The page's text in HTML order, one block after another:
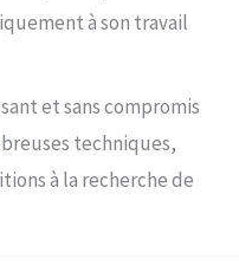
à son travail
et sans compromis
techniques,
à la recherche de